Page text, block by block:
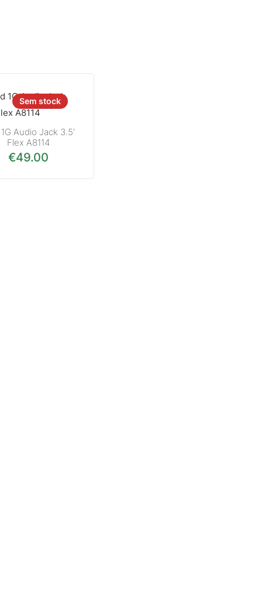
Sem stock
Audio Jack 3.5′
Flex A8114
€49.00